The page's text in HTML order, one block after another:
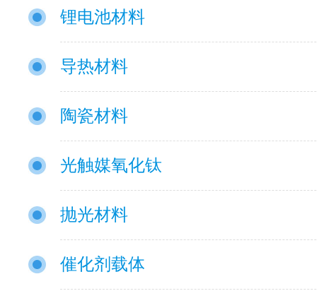
锂电池材料
导热材料
陶瓷材料
光触媒氧化钛
抛光材料
催化剂载体